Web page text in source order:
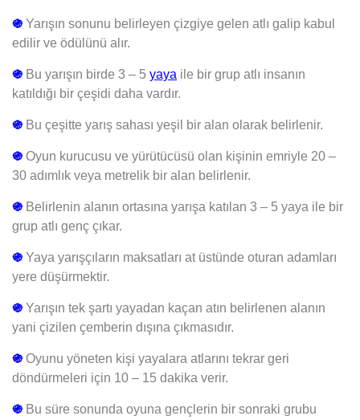
֍ Yarışın sonunu belirleyen çizgiye gelen atlı galip kabul
edilir ve ödülünü alır.
֍ Bu yarışın birde 3 – 5 yaya ile bir grup atlı insanın
katıldığı bir çeşidi daha vardır.
֍ Bu çeşitte yarış sahası yeşil bir alan olarak belirlenir.
֍ Oyun kurucusu ve yürütücüsü olan kişinin emriyle 20 –
30 adımlık veya metrelik bir alan belirlenir.
֍ Belirlenin alanın ortasına yarışa katılan 3 – 5 yaya ile bir
grup atlı genç çıkar.
֍ Yaya yarışçıların maksatları at üstünde oturan adamları
yere düşürmektir.
֍ Yarışın tek şartı yayadan kaçan atın belirlenen alanın
yani çizilen çemberin dışına çıkmasıdır.
֍ Oyunu yöneten kişi yayalara atlarını tekrar geri
döndürmeleri için 10 – 15 dakika verir.
֍ Bu süre sonunda oyuna gençlerin bir sonraki grubu